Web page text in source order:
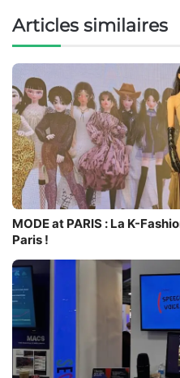
Articles similaires
MODE at PARIS : La K-
Paris !